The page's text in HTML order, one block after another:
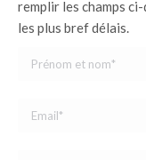
remplir les champs
les plus bref délais.